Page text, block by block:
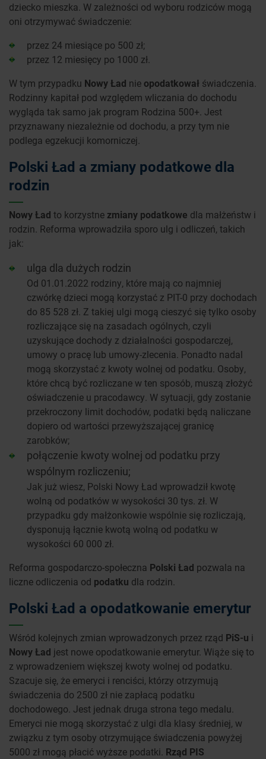
dziecko mieszka. W zależności od wyboru rodziców mogą
oni otrzymywać świadczenie:
przez 24 miesiące po 500 zł;
przez 12 miesięcy po 1000 zł.
W tym przypadku Nowy Ład nie opodatkował świadczenia.
Rodzinny kapitał pod względem wliczania do dochodu
wygląda tak samo jak program Rodzina 500+. Jest
przyznawany niezależnie od dochodu, a przy tym nie
podlega egzekucji komorniczej.
Polski Ład a zmiany podatkowe dla
rodzin
Nowy Ład to korzystne zmiany podatkowe dla małżeństw i
rodzin. Reforma wprowadziła sporo ulg i odliczeń, takich
jak:
ulga dla dużych rodzin
Od 01.01.2022 rodziny, które mają co najmniej
czwórkę dzieci mogą korzystać z PIT-0 przy dochodach
do 85 528 zł. Z takiej ulgi mogą cieszyć się tylko osoby
rozliczające się na zasadach ogólnych, czyli
uzyskujące dochody z działalności gospodarczej,
umowy o pracę lub umowy-zlecenia. Ponadto nadal
mogą skorzystać z kwoty wolnej od podatku. Osoby,
które chcą być rozliczane w ten sposób, muszą złożyć
oświadczenie u pracodawcy. W sytuacji, gdy zostanie
przekroczony limit dochodów, podatki będą naliczane
dopiero od wartości przewyższającej granicę
zarobków;
połączenie kwoty wolnej od podatku przy
wspólnym rozliczeniu;
Jak już wiesz, Polski Nowy Ład wprowadził kwotę
wolną od podatków w wysokości 30 tys. zł. W
przypadku gdy małżonkowie wspólnie się rozliczają,
dysponują łącznie kwotą wolną od podatku w
wysokości 60 000 zł.
Reforma gospodarczo-społeczna Polski Ład pozwala na
liczne odliczenia od podatku dla rodzin.
Polski Ład a opodatkowanie emerytur
Wśród kolejnych zmian wprowadzonych przez rząd PiS-u i
Nowy Ład jest nowe opodatkowanie emerytur. Wiąże się to
z wprowadzeniem większej kwoty wolnej od podatku.
Szacuje się, że emeryci i renciści, którzy otrzymują
świadczenia do 2500 zł nie zapłacą podatku
dochodowego. Jest jednak druga strona tego medalu.
Emeryci nie mogą skorzystać z ulgi dla klasy średniej, w
związku z tym osoby otrzymujące świadczenia powyżej
5000 zł mogą płacić wyższe podatki. Rząd PIS